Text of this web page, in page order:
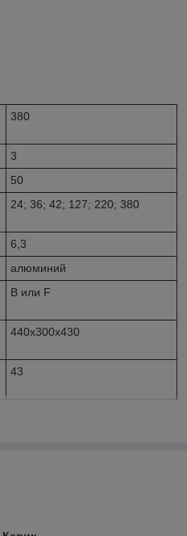
380
3
50
24; 36; 42; 127; 220; 380
6,3
алюминий
В или F
440х300х430
43